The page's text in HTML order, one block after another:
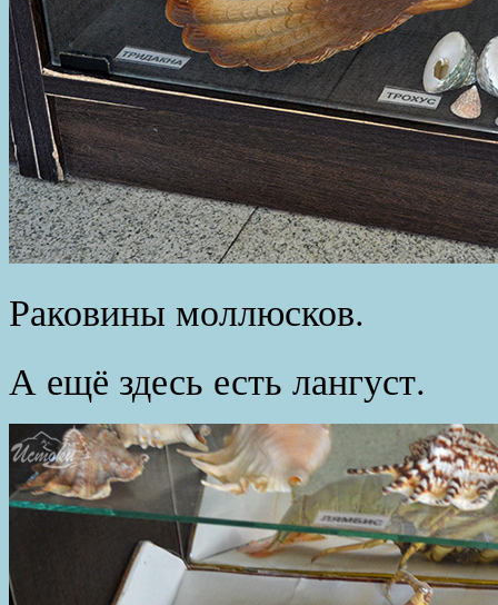
Раковины моллюсков.
А ещё здесь есть лангуст.